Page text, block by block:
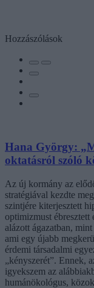
Hozzászólások
Hana György:
oktatásról szóló
Az új kormány az
stratégiával kezdte
szintjére kiterjesztett
optimizmust
alázott ágazatban,
ami egy újabb
érdemi társadalmi
„kényszerét”. Ennek,
igyekszem az
humánökológus,